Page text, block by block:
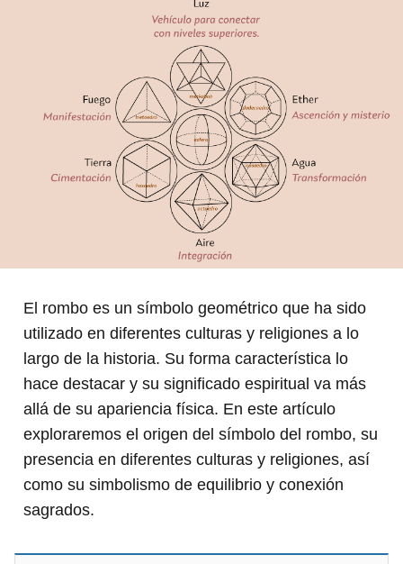
El rombo es un símbolo geométrico que ha sido
utilizado en diferentes culturas y religiones a lo
largo de la historia. Su forma característica lo
hace destacar y su significado espiritual va más
allá de su apariencia física. En este artículo
exploraremos el origen del símbolo del rombo, su
presencia en diferentes culturas y religiones, así
como su simbolismo de equilibrio y conexión
sagrados.